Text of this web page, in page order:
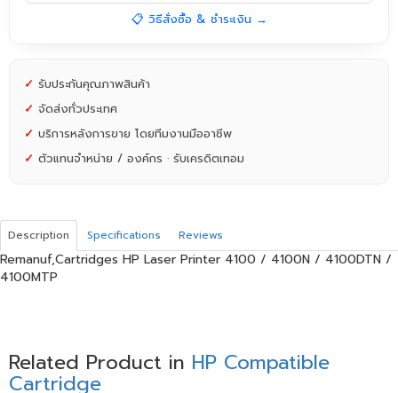
📋 วิธีสั่งซื้อ & ชำระเงิน →
✓ รับประกันคุณภาพสินค้า
✓ จัดส่งทั่วประเทศ
✓ บริการหลังการขาย โดยทีมงานมืออาชีพ
✓ ตัวแทนจำหน่าย / องค์กร · รับเครดิตเทอม
Description Specifications Reviews
Remanuf,Cartridges HP Laser Printer 4100 / 4100N / 4100DTN /
4100MTP
Related Product in HP Compatible
Cartridge